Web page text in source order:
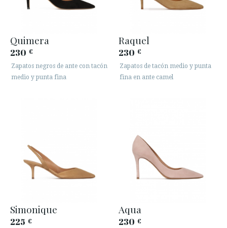
Quimera
230 €
Zapatos negros de ante con tacón
medio y punta fina
Raquel
230 €
Zapatos de tacón medio y punta
fina en ante camel
Simonique
225 €
Aqua
230 €